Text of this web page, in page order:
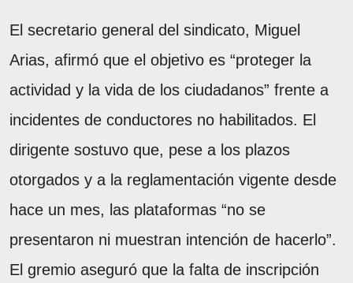
El secretario general del sindicato, Miguel
Arias, afirmó que el objetivo es “proteger la
actividad y la vida de los ciudadanos” frente a
incidentes de conductores no habilitados. El
dirigente sostuvo que, pese a los plazos
otorgados y a la reglamentación vigente desde
hace un mes, las plataformas “no se
presentaron ni muestran intención de hacerlo”.
El gremio aseguró que la falta de inscripción